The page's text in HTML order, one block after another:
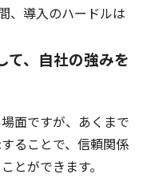
、導入のハードルは
て、自社の強みを
面ですが、あくまで
ることで、信頼関係
とができます。